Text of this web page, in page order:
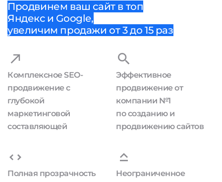
Продвинем ваш сайт в топ
Яндекс и Google,
увеличим продажи от 3 до 15 раз
Комплексное SEO-
продвижение с
глубокой
маркетинговой
составляющей
Эффективное
продвижение от
компании №1
по созданию и
продвижению сайтов
Полная прозрачность
Неограниченное